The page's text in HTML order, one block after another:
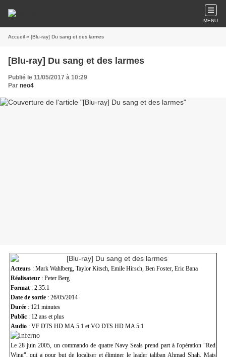
MENU
Accueil » [Blu-ray] Du sang et des larmes
[Blu-ray] Du sang et des larmes
Publié le 11/05/2017 à 10:29
Par neo4
Acteurs: Mark Wahlberg, Taylor Kitsch, Emile Hirsch, Ben Foster, Eric Bana
Réalisateur: Peter Berg
Format: 2.35:1
Date de sortie: 26/05/2014
Durée: 121 minutes
Public: 12 ans et plus
Audio: VF DTS HD MA 5.1 et VO DTS HD MA 5.1
Le 28 juin 2005, un commando de quatre Navy Seals prend part à l'opération "Red
Wing", qui a pour but de localiser et éliminer le leader taliban Ahmad Shah. Mais